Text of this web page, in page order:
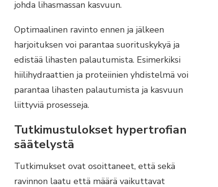
johda lihasmassan kasvuun.
Optimaalinen ravinto ennen ja jälkeen
harjoituksen voi parantaa suorituskykyä ja
edistää lihasten palautumista. Esimerkiksi
hiilihydraattien ja proteiinien yhdistelmä voi
parantaa lihasten palautumista ja kasvuun
liittyviä prosesseja.
Tutkimustulokset hypertrofian
säätelystä
Tutkimukset ovat osoittaneet, että sekä
ravinnon laatu että määrä vaikuttavat